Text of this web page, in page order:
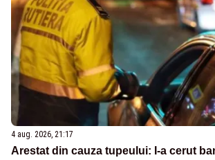
4 aug. 2026, 21:17
Arestat din cauza tupeului: I-a cerut